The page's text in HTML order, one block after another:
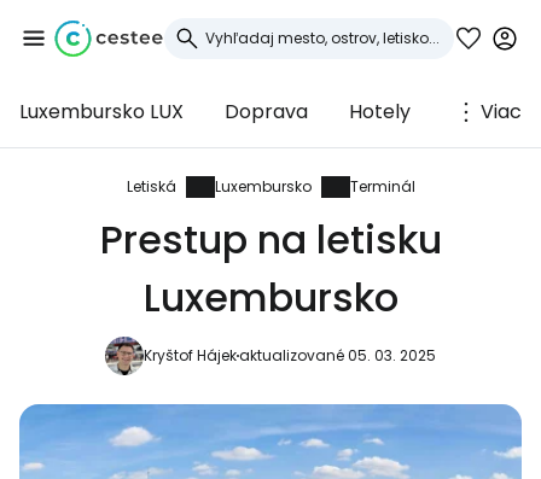
Luxembursko LUX Doprava Hotely Viac
Letiská Luxembursko Terminál
Prestup na letisku
Luxembursko
Kryštof Hájekaktualizované 05. 03. 2025
Prihláste sa do
služby Cestee
... celosvetovej komunity cestovateľov
Pokračovať na Facebooku